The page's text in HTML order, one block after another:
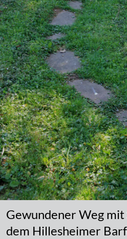
Gewundener Weg
dem Hillesheimer